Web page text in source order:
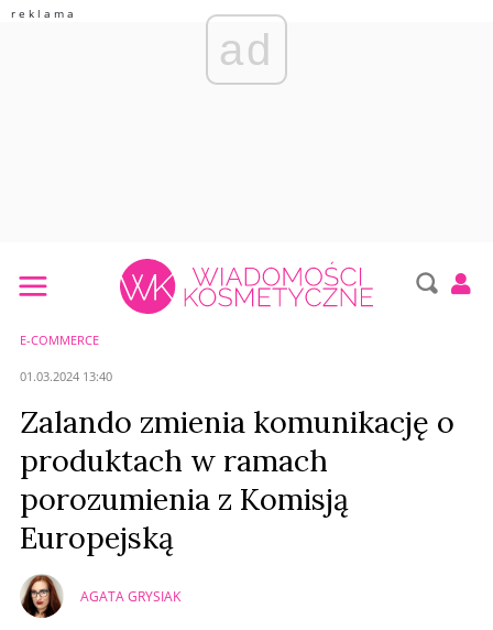
ad
E-COMMERCE
01.03.2024 13:40
Zalando zmienia komunikację o
produktach w ramach
porozumienia z Komisją
Europejską
AGATA GRYSIAK